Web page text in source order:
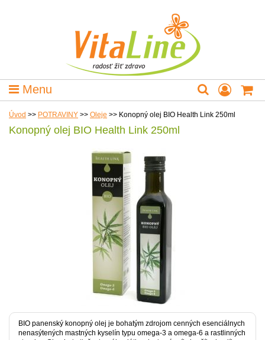
Menu
Úvod >> POTRAVINY >> Oleje >> Konopný olej BIO Health Link 250ml
Konopný olej BIO Health Link 250ml
BIO panenský konopný olej je bohatým zdrojom cenných esenciálnych
nenasýtených mastných kyselín typu omega-3 a omega-6 a rastlinných